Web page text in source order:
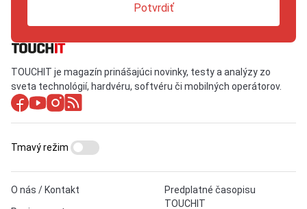
Potvrdiť
TOUCHIT je magazín prinášajúci novinky, testy a analýzy zo
sveta technológií, hardvéru, softvéru či mobilných operátorov.
O nás / Kontakt
Predplatné časopisu
TOUCHIT
Tmavý režim